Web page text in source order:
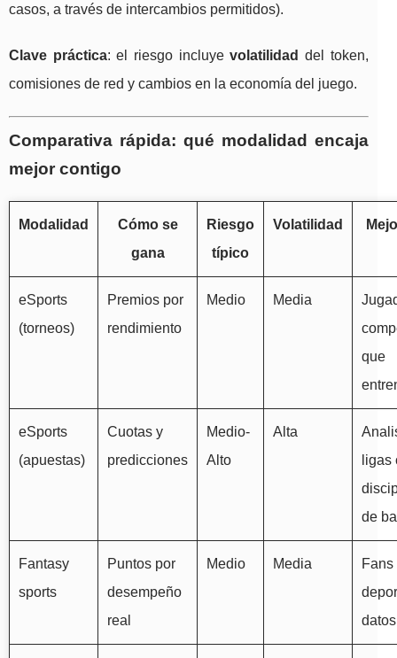
casos, a través de intercambios permitidos).
Clave práctica: el riesgo incluyevolatilidad del token,
comisiones de red y cambios en la economía del juego.
Comparativa rápida: qué modalidad encaja
mejor contigo
Modalidad
Cómo se
gana
Riesgo
típico
Volatilidad
eSports
(torneos)
Premios por
rendimiento
Medio Media
que
eSports
(apuestas)
Cuotas y
predicciones
Medio-
Alto
Alta
ligas
de
Fantasy
sports
Puntos por
desempeño
real
Medio Media
Fans
datos